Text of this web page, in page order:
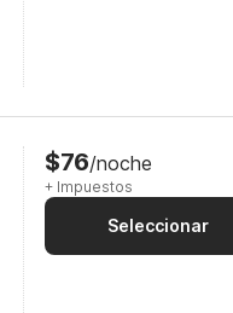
$76/noche
+ Impuestos
Seleccionar